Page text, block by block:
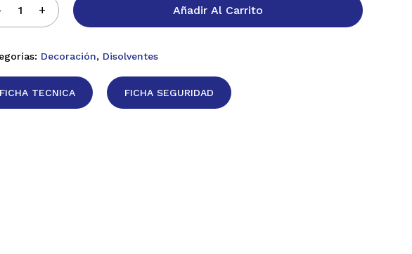
Añadir Al Carrito
Decoración, Disolventes
FICHA TECNICA FICHA SEGURIDAD